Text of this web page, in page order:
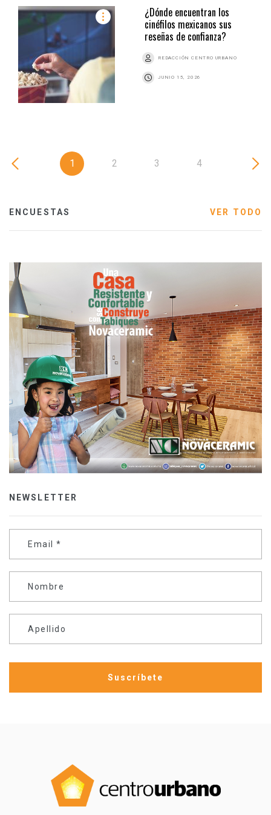
¿Dónde encuentran los
cinéfilos mexicanos sus
reseñas de confianza?
REDACCIÓN CENTRO URBANO
JUNIO 15, 2026
1 2 3 4
ENCUESTAS VER TODO
NEWSLETTER
Email *
Nombre
Apellido